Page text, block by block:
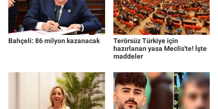
Bahçeli: 86 milyon kazanacak
Terörsüz Türkiye için
hazırlanan yasa Meclis'te! İşte
maddeler